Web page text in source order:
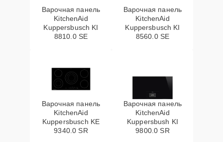
Варочная панель
KitchenAid
Kuppersbusch KI
8810.0 SE
Варочная панель
KitchenAid
Kuppersbusch KI
8560.0 SE
Варочная панель
KitchenAid
Kuppersbusch KE
9340.0 SR
Варочная панель
KitchenAid
Kuppersbush KI
9800.0 SR